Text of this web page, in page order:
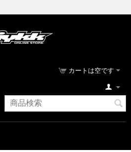
カートは空です